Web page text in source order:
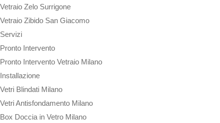
Vetraio Zelo Surrigone
Vetraio Zibido San Giacomo
Servizi
Pronto Intervento
Pronto Intervento Vetraio Milano
Installazione
Vetri Blindati Milano
Vetri Antisfondamento Milano
Box Doccia in Vetro Milano